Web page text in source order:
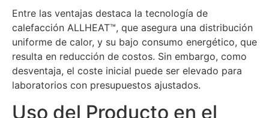
Entre las ventajas destaca la tecnología de
calefacción ALLHEAT™, que asegura una distribución
uniforme de calor, y su bajo consumo energético, que
resulta en reducción de costos. Sin embargo, como
desventaja, el coste inicial puede ser elevado para
laboratorios con presupuestos ajustados.
Uso del Producto en el